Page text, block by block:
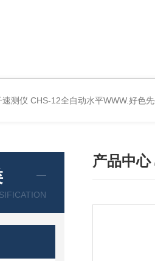
速测仪 CHS-12全自动水平WWW.好色
产品中心